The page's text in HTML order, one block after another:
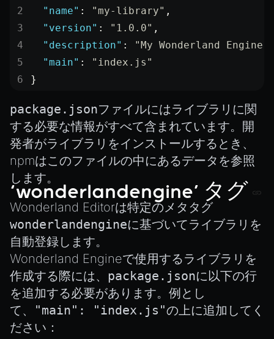
  "name"
: "my-library" ,
  "version"
: "1.0.0" ,
  "description"
: "My Wonderland
  "main"
: "index.js"
}
package.jsonファイルにはライブラリに関
する必要な情報がすべて含まれています。開
発者がライブラリをインストールするとき、
npmはこのファイルの中にあるデータを参照
します。
‘wonderlandengine’ タグ
Wonderland Editorは特定のメタタグ
wonderlandengineに基づいてライブラリを
自動登録します。
Wonderland Engineで使用するライブラリを
作成する際には、 package.jsonに以下の行
を追加する必要があります。例とし
て、
"main": "index.js"の上に追加してく
ださい：